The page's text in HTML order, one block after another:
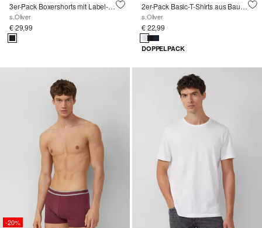
3er-Pack Boxershorts mit Label-Patch
s.Oliver
€ 29,99
2er-Pack Basic-T-Shirts aus Baumwolle
s.Oliver
€ 22,99
DOPPELPACK
-20%